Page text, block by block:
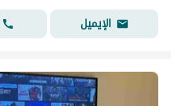
الإيميل